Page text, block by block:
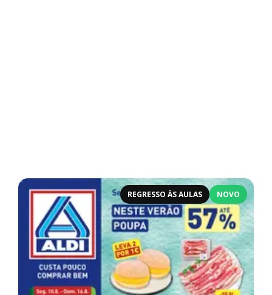
REGRESSO ÀS AULAS NOVO